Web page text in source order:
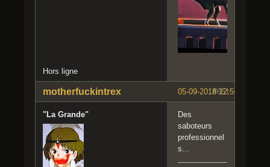
Hors ligne
#651
05-09-2018 12:56:42
motherfuckintrex
"La Grande"
Des
saboteurs
professionnel
s...